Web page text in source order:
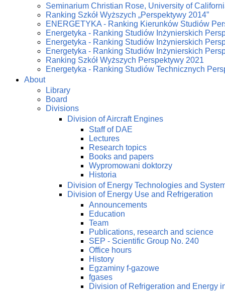
Seminarium Christian Rose, University of
Ranking Szkół Wyższych „Perspektywy 2014”
ENERGETYKA - Ranking Kierunków Studiów
Energetyka - Ranking Studiów Inżynierskich
Energetyka - Ranking Studiów Inżynierskich
Energetyka - Ranking Studiów Inżynierskich
Ranking Szkół Wyższych Perspektywy 2021
Energetyka - Ranking Studiów Technicznych
About
Library
Board
Divisions
Division of Aircraft Engines
Staff of DAE
Lectures
Research topics
Books and papers
Wypromowani doktorzy
Historia
Division of Energy Technologies and
Division of Energy Use and Refrigeration
Announcements
Education
Team
Publications, research and science
SEP - Scientific Group No. 240
Office hours
History
Egzaminy f-gazowe
fgases
Division of Refrigeration and Energy